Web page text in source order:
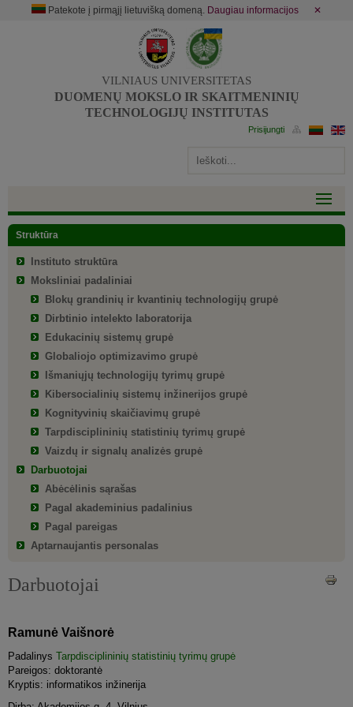
Patekote į pirmąjį lietuvišką domeną. Daugiau informacijos ✕
VILNIAUS UNIVERSITETAS
DUOMENŲ MOKSLO IR SKAITMENINIŲ
TECHNOLOGIJŲ INSTITUTAS
Struktūra
Instituto struktūra
Moksliniai padaliniai
Blokų grandinių ir kvantinių technologijų grupė
Dirbtinio intelekto laboratorija
Edukacinių sistemų grupė
Globaliojo optimizavimo grupė
Išmaniųjų technologijų tyrimų grupė
Kibersocialinių sistemų inžinerijos grupė
Kognityvinių skaičiavimų grupė
Tarpdisciplininių statistinių tyrimų grupė
Vaizdų ir signalų analizės grupė
Darbuotojai
Abėcėlinis sąrašas
Pagal akademinius padalinius
Pagal pareigas
Aptarnaujantis personalas
Darbuotojai
Ramunė Vaišnorė
Padalinys Tarpdisciplininių statistinių tyrimų grupė
Pareigos: doktorantė
Kryptis: informatikos inžinerija